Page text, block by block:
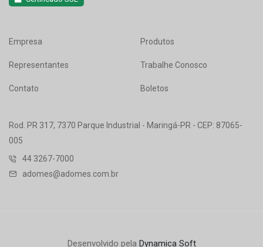
Empresa Produtos
Representantes Trabalhe Conosco
Contato Boletos
Rod. PR 317, 7370 Parque Industrial - Maringá-PR - CEP: 87065-
005
44 3267-7000
adomes@adomes.com.br
Desenvolvido pela Dynamica Soft